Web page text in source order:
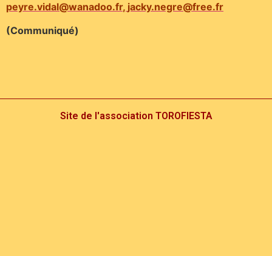
peyre.vidal@wanadoo.fr, jacky.negre@free.fr
(Communiqué)
Site de l'association TOROFIESTA